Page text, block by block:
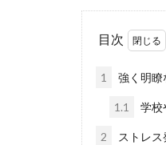
目次
1 強く明瞭
1.1 学校
2 ストレ